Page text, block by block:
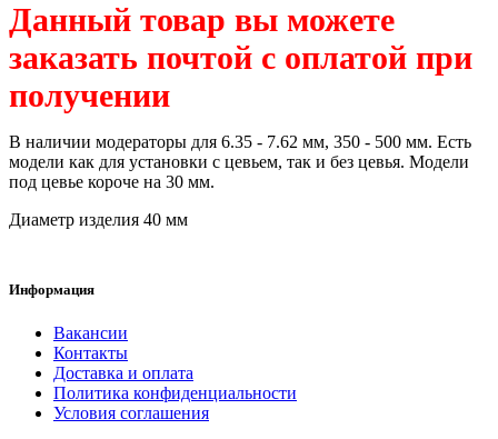
Данный товар вы можете
заказать почтой с оплатой при
получении
В наличии модераторы для 6.35 - 7.62 мм, 350 - 500 мм. Есть
модели как для установки с цевьем, так и без цевья. Модели
под цевье короче на 30 мм.
Диаметр изделия 40 мм
Информация
Вакансии
Контакты
Доставка и оплата
Политика конфиденциальности
Условия соглашения